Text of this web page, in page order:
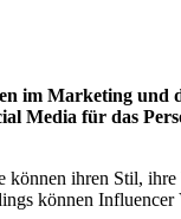
im Marketing
Media für das
ihren Stil,
können